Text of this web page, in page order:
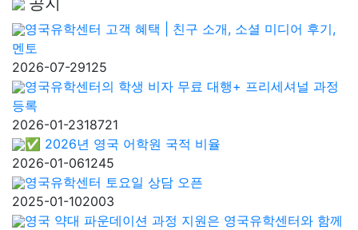
영국유학센터 고객 혜택 | 친구 소개, 소셜 미디어 후기,
멘토
2026-07-29125
영국유학센터의 학생 비자 무료 대행+ 프리세셔널 과정
등록
2026-01-2318721
✅ 2026년 영국 어학원 국적 비율
2026-01-061245
영국유학센터 토요일 상담 오픈
2025-01-102003
영국 약대 파운데이션 과정 지원은 영국유학센터와 함께